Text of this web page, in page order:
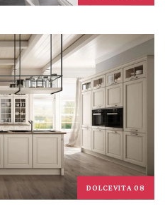
DOLCEVITA 08